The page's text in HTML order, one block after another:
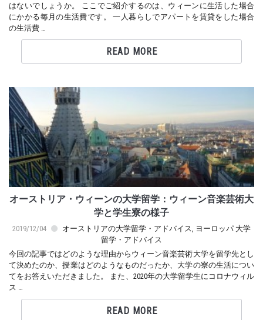
はないでしょうか。 ここでご紹介するのは、ウィーンに生活した場合
にかかる毎月の生活費です。 一人暮らしでアパートを賃貸をした場合
の生活費 …
READ MORE
オーストリア・ウィーンの大学留学：ウィーン音楽芸術大
学と学生寮の様子
2019/12/04 オーストリアの大学留学・アドバイス
ヨーロッパ 大学
留学・アドバイス
今回の記事ではどのような理由からウィーン音楽芸術大学を留学先とし
て決めたのか、授業はどのようなものだったか、大学の寮の生活につい
てをお答えいただきました。 また、2020年の大学留学生にコロナウィル
ス …
READ MORE